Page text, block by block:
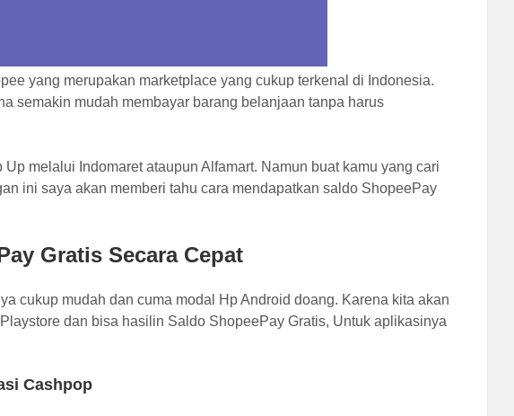
yang merupakan marketplace yang cukup terkenal di Indonesia.
semakin mudah membayar barang belanjaan tanpa harus
melalui Indomaret ataupun Alfamart. Namun buat kamu yang cari
ini saya akan memberi tahu cara mendapatkan saldo ShopeePay
Gratis Secara Cepat
cukup mudah dan cuma modal Hp Android doang. Karena kita akan
dan bisa hasilin Saldo ShopeePay Gratis, Untuk aplikasinya
Cashpop